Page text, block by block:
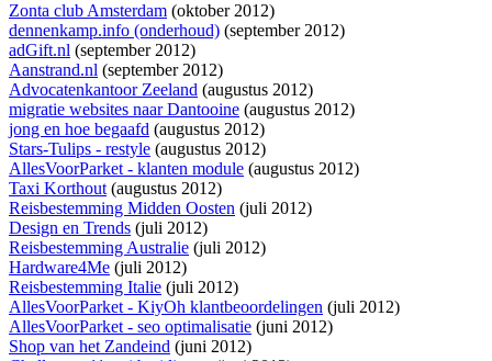
Zonta club Amsterdam (oktober 2012)
dennenkamp.info (onderhoud) (september 2012)
adGift.nl (september 2012)
Aanstrand.nl (september 2012)
Advocatenkantoor Zeeland (augustus 2012)
migratie websites naar Dantooine (augustus 2012)
jong en hoe begaafd (augustus 2012)
Stars-Tulips - restyle (augustus 2012)
AllesVoorParket - klanten module (augustus 2012)
Taxi Korthout(augustus 2012)
Reisbestemming Midden Oosten (juli 2012)
Design en Trends (juli 2012)
Reisbestemming Australie (juli 2012)
Hardware4Me (juli 2012)
Reisbestemming Italie (juli 2012)
AllesVoorParket - KiyOh klantbeoordelingen (juli 2012)
AllesVoorParket - seo optimalisatie (juni 2012)
Shop van het Zandeind (juni 2012)